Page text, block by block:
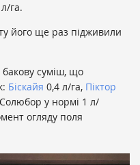
га.
його ще раз підживили
бакову суміш, що
Біскайя 0,4 л/га, Піктор
у нормі 1 л/
огляду поля